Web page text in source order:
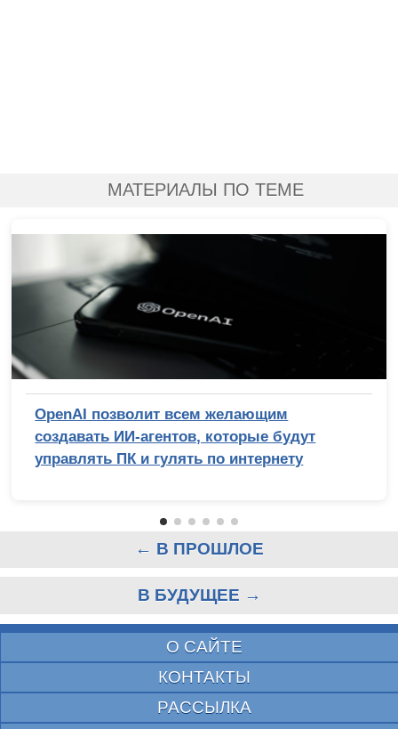
МАТЕРИАЛЫ ПО ТЕМЕ
OpenAI позволит всем желающим
создавать ИИ-агентов, которые будут
управлять ПК и гулять по интернету
← В ПРОШЛОЕ
В БУДУЩЕЕ →
О САЙТЕ
КОНТАКТЫ
РАССЫЛКА